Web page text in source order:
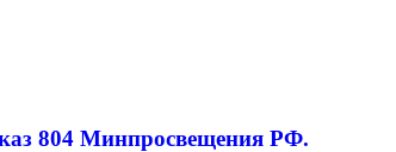
804 Минпросвещения РФ.